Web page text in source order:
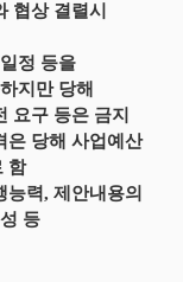
협상 결렬시
정 등을
지만 당해
요구 등은 금지
은 당해 사업예산
함
능력, 제안내용의
등